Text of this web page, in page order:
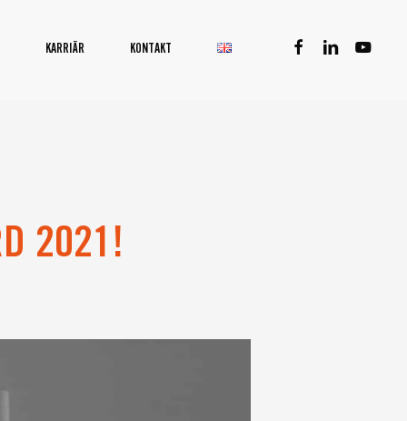
KARRIÄR KONTAKT facebooklinkedin youtube
2021!